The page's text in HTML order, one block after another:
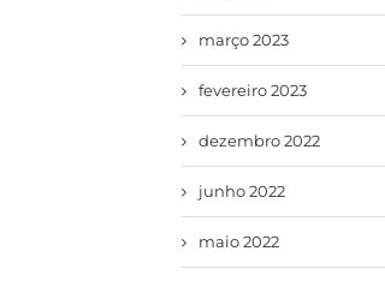
março 2023
fevereiro 2023
dezembro 2022
junho 2022
maio 2022